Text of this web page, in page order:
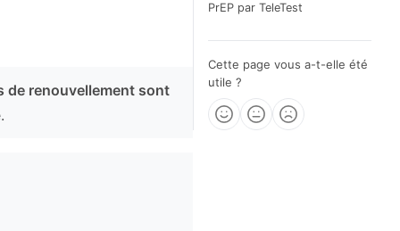
de renouvellement sont
PrEP par TeleTest
Cette page vous a-t-elle été
utile ?